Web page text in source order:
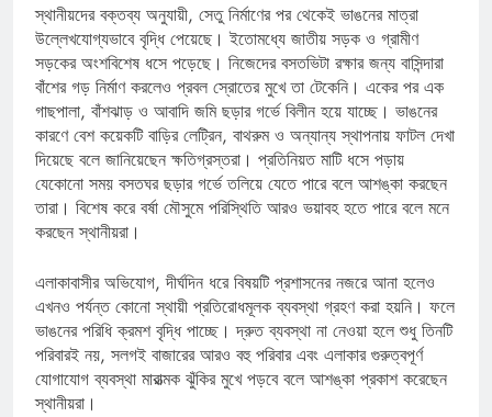
স্থানীয়দের বক্তব্য অনুযায়ী, সেতু নির্মাণের পর থেকেই ভাঙনের মাত্রা
উল্লেখযোগ্যভাবে বৃদ্ধি পেয়েছে। ইতোমধ্যে জাতীয় সড়ক ও গ্রামীণ
সড়কের অংশবিশেষ ধসে পড়েছে। নিজেদের বসতভিটা রক্ষার জন্য বাসিন্দারা
বাঁশের গড় নির্মাণ করলেও প্রবল স্রোতের মুখে তা টেকেনি। একের পর এক
গাছপালা, বাঁশঝাড় ও আবাদি জমি ছড়ার গর্ভে বিলীন হয়ে যাচ্ছে। ভাঙনের
কারণে বেশ কয়েকটি বাড়ির লেট্রিন, বাথরুম ও অন্যান্য স্থাপনায় ফাটল দেখা
দিয়েছে বলে জানিয়েছেন ক্ষতিগ্রস্তরা। প্রতিনিয়ত মাটি ধসে পড়ায়
যেকোনো সময় বসতঘর ছড়ার গর্ভে তলিয়ে যেতে পারে বলে আশঙ্কা করছেন
তারা। বিশেষ করে বর্ষা মৌসুমে পরিস্থিতি আরও ভয়াবহ হতে পারে বলে মনে
করছেন স্থানীয়রা।
এলাকাবাসীর অভিযোগ, দীর্ঘদিন ধরে বিষয়টি প্রশাসনের নজরে আনা হলেও
এখনও পর্যন্ত কোনো স্থায়ী প্রতিরোধমূলক ব্যবস্থা গ্রহণ করা হয়নি। ফলে
ভাঙনের পরিধি ক্রমশ বৃদ্ধি পাচ্ছে। দ্রুত ব্যবস্থা না নেওয়া হলে শুধু তিনটি
পরিবারই নয়, সলগই বাজারের আরও বহু পরিবার এবং এলাকার গুরুত্বপূর্ণ
যোগাযোগ ব্যবস্থা মারাত্মক ঝুঁকির মুখে পড়বে বলে আশঙ্কা প্রকাশ করেছেন
স্থানীয়রা।